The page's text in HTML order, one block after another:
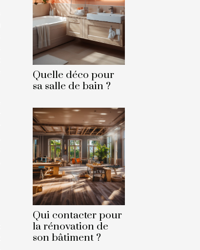
Quelle déco pour
sa salle de bain ?
Qui contacter pour
la rénovation de
son bâtiment ?